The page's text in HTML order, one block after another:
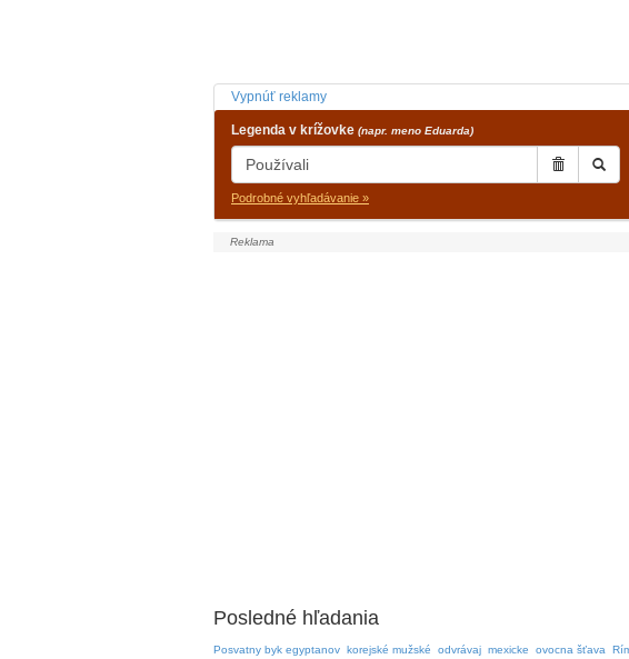
Vypnúť reklamy
Legenda v krížovke (napr. meno Eduarda)
Podrobné vyhľadávanie »
Posledné hľadania
Posvatny byk egyptanov korejské mužské odvrávaj mexicke ovocna šťava